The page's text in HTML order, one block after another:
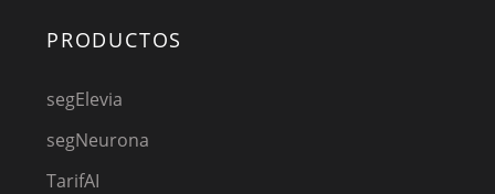
PRODUCTOS
segElevia
segNeurona
TarifAI